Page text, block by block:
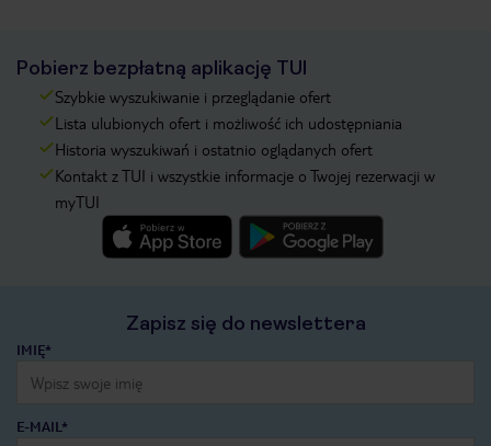
Pobierz bezpłatną aplikację TUI
Szybkie wyszukiwanie i przeglądanie ofert
Lista ulubionych ofert i możliwość ich udostępniania
Historia wyszukiwań i ostatnio oglądanych ofert
Kontakt z TUI i wszystkie informacje o Twojej rezerwacji w
myTUI
Zapisz się do newslettera
IMIĘ*
E-MAIL*